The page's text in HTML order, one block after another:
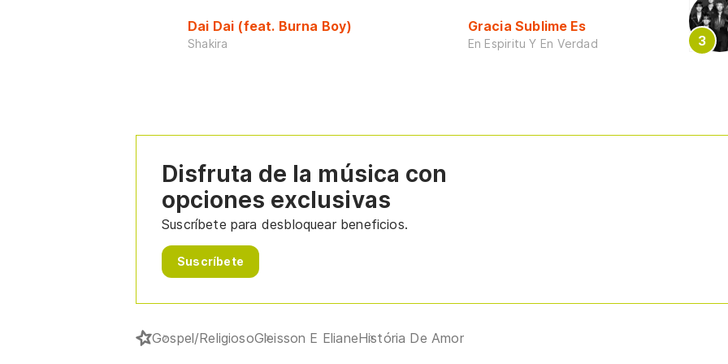
Dai Dai (feat. Burna Boy)
Shakira
Gracia Sublime Es
En Espiritu Y En Verdad
Disfruta de la música con
opciones exclusivas
Suscríbete para desbloquear beneficios.
Suscríbete
Gospel/ReligiosoGleisson E ElianeHistória De Amor